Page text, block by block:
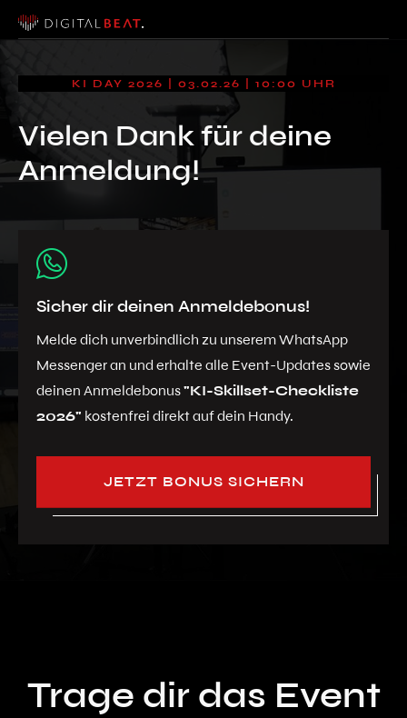
KI DAY 2026 | 03.02.26 | 10:00 UHR
Vielen Dank für deine
Anmeldung!
Sicher dir deinen Anmeldebonus!
Melde dich unverbindlich zu unserem WhatsApp
Messenger an und erhalte alle Event-Updates sowie
deinen Anmeldebonus"KI-Skillset-Checkliste
2026" kostenfrei direkt auf dein Handy.
JETZT BONUS SICHERN
Trage dir das Event